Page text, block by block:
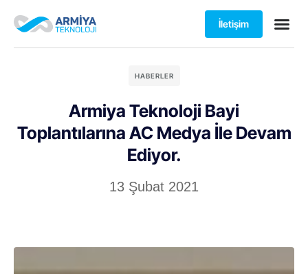
İletişim
HABERLER
Armiya Teknoloji Bayi
Toplantılarına AC Medya İle Devam
Ediyor.
13 Şubat 2021